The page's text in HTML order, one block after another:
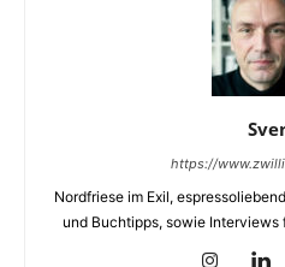
https://
Nordfriese im Exil,
und Buchtipps, sowie